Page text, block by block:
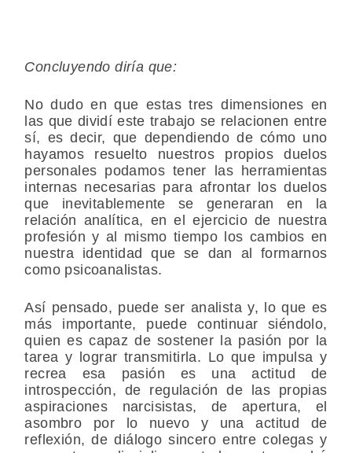
Concluyendo diría que:
No dudo en que estas tres dimensiones en
las que dividí este trabajo se relacionen entre
sí, es decir, que dependiendo de cómo uno
hayamos resuelto nuestros propios duelos
personales podamos tener las herramientas
internas necesarias para afrontar los duelos
que inevitablemente se generaran en la
relación analítica, en el ejercicio de nuestra
profesión y al mismo tiempo los cambios en
nuestra identidad que se dan al formarnos
como psicoanalistas.
Así pensado, puede ser analista y, lo que es
más importante, puede continuar siéndolo,
quien es capaz de sostener la pasión por la
tarea y lograr transmitirla. Lo que impulsa y
recrea esa pasión es una actitud de
introspección, de regulación de las propias
aspiraciones narcisistas, de apertura, el
asombro por lo nuevo y una actitud de
reflexión, de diálogo sincero entre colegas y